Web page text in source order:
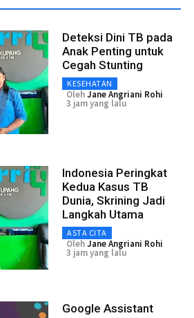
Deteksi Dini TB pada
Anak Penting untuk
Cegah Stunting
KESEHATAN
OlehJane Angriani Rohi
3 jam yang lalu
Indonesia Peringkat
Kedua Kasus TB
Dunia, Skrining Jadi
Langkah Utama
ASTA CITA
OlehJane Angriani Rohi
3 jam yang lalu
Google Assistant